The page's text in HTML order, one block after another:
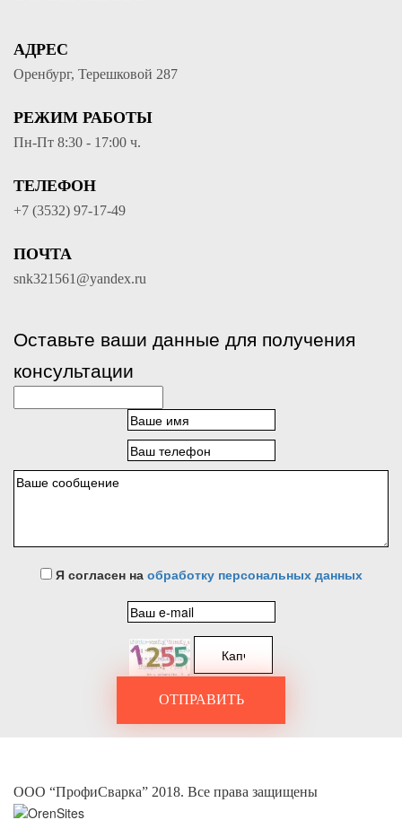
АДРЕС
Оренбург, Терешковой 287
РЕЖИМ РАБОТЫ
Пн-Пт 8:30 - 17:00 ч.
ТЕЛЕФОН
+7 (3532) 97-17-49
ПОЧТА
snk321561@yandex.ru
Оставьте ваши данные для получения
консультации
Я согласен на обработку персональных данных
ОТПРАВИТЬ
ООО “ПрофиСварка” 2018. Все права защищены